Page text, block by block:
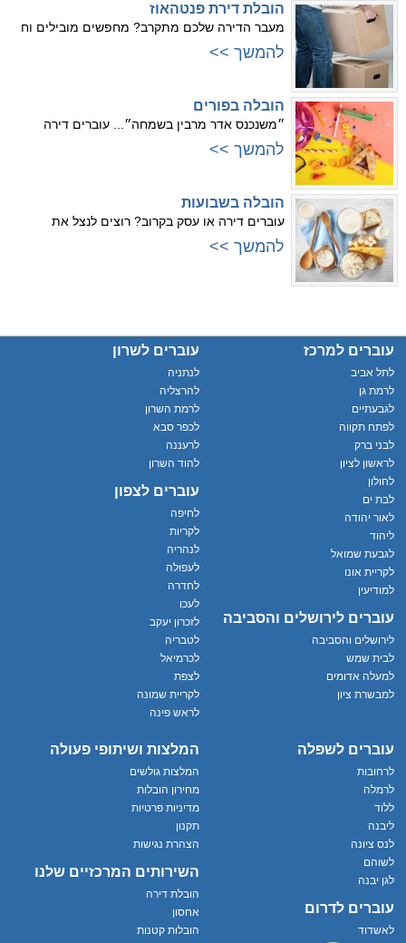
הובלת דירת פנטהאוז
מעבר הדירה שלכם מתקרב? מחפשים מובילים וח
להמשך >>
הובלה בפורים
״משנכנס אדר מרבין בשמחה״... עוברים דירה
להמשך >>
הובלה בשבועות
עוברים דירה או עסק בקרוב? רוצים לנצל את
להמשך >>
עוברים למרכז
לתל אביב
לרמת גן
לגבעתיים
לפתח תקווה
לבני ברק
לראשון לציון
לחולון
לבת ים
לאור יהודה
ליהוד
לגבעת שמואל
לקריית אונו
למודיעין
עוברים לירושלים והסביבה
לירושלים והסביבה
לבית שמש
למעלה אדומים
למבשרת ציון
עוברים לשרון
לנתניה
להרצליה
לרמת השרון
לכפר סבא
לרעננה
להוד השרון
עוברים לצפון
לחיפה
לקריות
לנהריה
לעפולה
לחדרה
לעכו
לזכרון יעקב
לטבריה
לכרמיאל
לצפת
לקריית שמונה
לראש פינה
עוברים לשפלה
לרחובות
לרמלה
ללוד
ליבנה
לנס ציונה
לשוהם
לגן יבנה
עוברים לדרום
לאשדוד
המלצות ושיתופי פעולה
המלצות גולשים
מחירון הובלות
מדיניות פרטיות
תקנון
הצהרת נגישות
השירותים המרכזיים שלנו
הובלת דירה
אחסון
הובלות קטנות